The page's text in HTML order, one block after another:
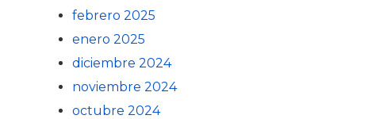
febrero 2025
enero 2025
diciembre 2024
noviembre 2024
octubre 2024